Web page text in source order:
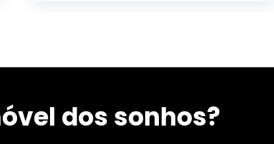
dos sonhos?